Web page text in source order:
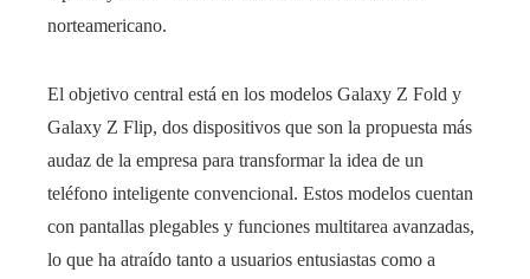
norteamericano.
El objetivo central está en los modelos Galaxy Z Fold y
Galaxy Z Flip, dos dispositivos que son la propuesta más
audaz de la empresa para transformar la idea de un
teléfono inteligente convencional. Estos modelos cuentan
con pantallas plegables y funciones multitarea avanzadas,
lo que ha atraído tanto a usuarios entusiastas como a